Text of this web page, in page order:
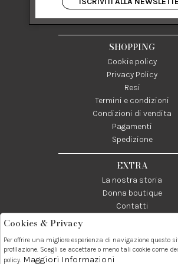
84122 Salerno Italia
P IVA 03024950655
SHOPPING
Cookie policy
Privacy Policy
Resi
Termini e condizioni
Condizioni di vendita
Pagamenti
Spedizione
EXTRA
La nostra storia
Donna boutique
Contatti
Telefono:
089237858
Whatsapp:
3338855601
Cookies & Privacy
Per offrire una migliore esperienza di navigazione questo
profilazione. Scegli se accettare o meno tali cookie come
policy. Maggiori Informazioni